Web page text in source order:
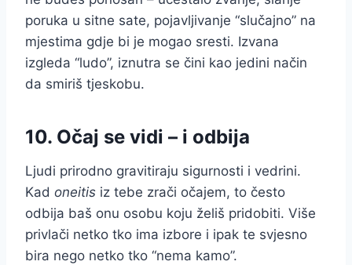
poruka u sitne sate, pojavljivanje “slučajno” na
mjestima gdje bi je mogao sresti. Izvana
izgleda “ludo”, iznutra se čini kao jedini način
da smiriš tjeskobu.
10. Očaj se vidi – i odbija
Ljudi prirodno gravitiraju sigurnosti i vedrini.
Kad oneitis iz tebe zrači očajem, to često
odbija baš onu osobu koju želiš pridobiti. Više
privlači netko tko ima izbore i ipak te svjesno
bira nego netko tko “nema kamo”.